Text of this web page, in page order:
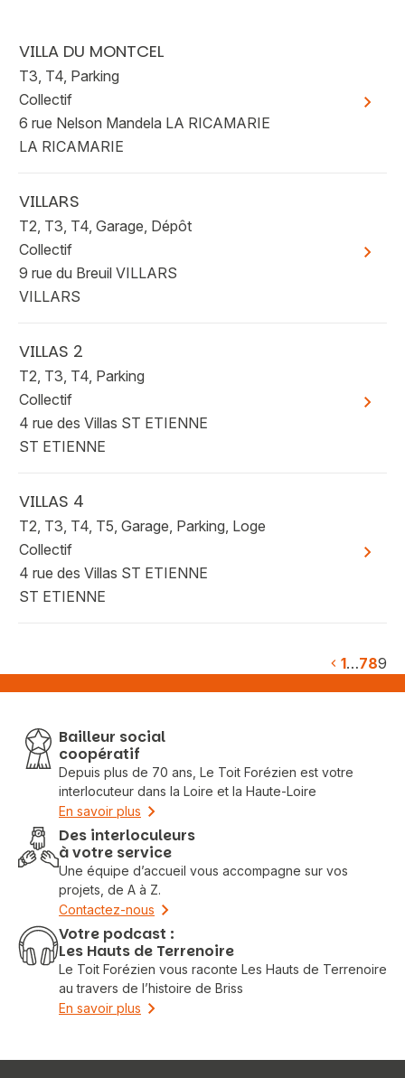
Vous recherchez&nbsp;:
Rechercher
VILLA DU MONTCEL
T3, T4, Parking
Collectif
6 rue Nelson Mandela LA RICAMARIE
LA RICAMARIE
Voir
VILLARS
T2, T3, T4, Garage, Dépôt
Collectif
9 rue du Breuil VILLARS
VILLARS
Voir
VILLAS 2
T2, T3, T4, Parking
Collectif
4 rue des Villas ST ETIENNE
ST ETIENNE
Voir
VILLAS 4
T2, T3, T4, T5, Garage, Parking, Loge
Collectif
4 rue des Villas ST ETIENNE
ST ETIENNE
Voir
1…789
Bailleur social
coopératif
Depuis plus de 70 ans, Le Toit Forézien est votre
interlocuteur dans la Loire et la Haute-Loire
En savoir plus
Des interloculeurs
à votre service
Une équipe d’accueil vous accompagne sur vos
projets, de A à Z.
Contactez-nous
Votre podcast :
Les Hauts de Terrenoire
Le Toit Forézien vous raconte Les Hauts de Terrenoire
au travers de l’histoire de Briss
En savoir plus